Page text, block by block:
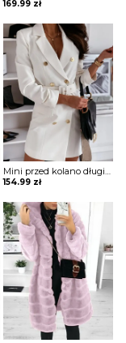
169.99 zł
Mini przed kolano długi rękaw dekolt V luźna guziki żakiet płaszcz rozpinana elegancka Cara
154.99 zł